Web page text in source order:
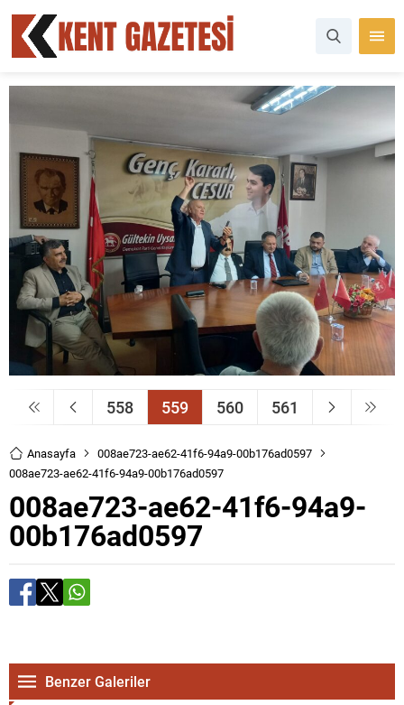
558 559 560 561
Anasayfa
008ae723-ae62-41f6-94a9-00b176ad0597
008ae723-ae62-41f6-94a9-00b176ad0597
008ae723-ae62-41f6-94a9-
00b176ad0597
Benzer Galeriler